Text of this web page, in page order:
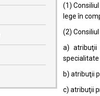
(1)
lege în
(2)
a) atribuţii
specialitate
b) atribuţii
c) atribuţii